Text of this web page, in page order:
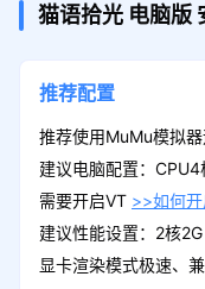
猫语拾光 电脑版
推荐配置
推荐使用MuMu模拟
建议电脑配置：
需要开启VT >>如何
建议性能设置：2核2G
显卡渲染模式极速、